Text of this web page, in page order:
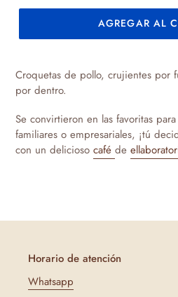
AGREGAR AL
el
producto
a
tu
carrito
de
Croquetas de pollo, crujientes por
por dentro.
Se convirtieron en las favoritas
familiares o empresariales, ¡tú
con un delicioso café de
Horario de atención
Whatsapp